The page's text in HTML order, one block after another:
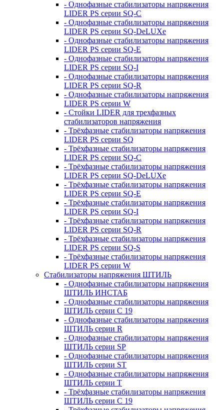
- Однофазные стабилизаторы напряжения
LIDER PS серии SQ-C
- Однофазные стабилизаторы напряжения
LIDER PS серии SQ-DeLUXe
- Однофазные стабилизаторы напряжения
LIDER PS серии SQ-E
- Однофазные стабилизаторы напряжения
LIDER PS серии SQ-I
- Однофазные стабилизаторы напряжения
LIDER PS серии SQ-R
- Однофазные стабилизаторы напряжения
LIDER PS серии W
- Стойки LIDER для трехфазных
стабилизаторов напряжения
- Трёхфазные стабилизаторы напряжения
LIDER PS серии SQ
- Трёхфазные стабилизаторы напряжения
LIDER PS серии SQ-C
- Трёхфазные стабилизаторы напряжения
LIDER PS серии SQ-DeLUXe
- Трёхфазные стабилизаторы напряжения
LIDER PS серии SQ-E
- Трёхфазные стабилизаторы напряжения
LIDER PS серии SQ-I
- Трёхфазные стабилизаторы напряжения
LIDER PS серии SQ-R
- Трёхфазные стабилизаторы напряжения
LIDER PS серии SQ-S
- Трёхфазные стабилизаторы напряжения
LIDER PS серии W
Стабилизаторы напряжения ШТИЛЬ
- Однофазные стабилизаторы напряжения
ШТИЛЬ ИНСТАБ
- Однофазные стабилизаторы напряжения
ШТИЛЬ серии C 19
- Однофазные стабилизаторы напряжения
ШТИЛЬ серии R
- Однофазные стабилизаторы напряжения
ШТИЛЬ серии SP
- Однофазные стабилизаторы напряжения
ШТИЛЬ серии ST
- Однофазные стабилизаторы напряжения
ШТИЛЬ серии T
- Трёхфазные стабилизаторы напряжения
ШТИЛЬ серии C 19